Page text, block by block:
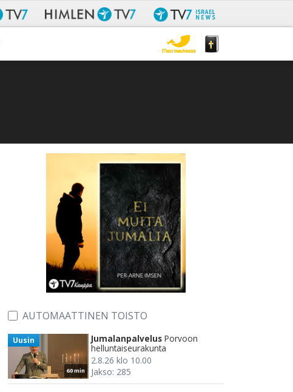
AUTOMAATTINEN TOISTO
60 min
Uusin Jumalanpalvelus Porvoon
helluntaiseurakunta
2.8.26 klo 10.00
Jakso: 285